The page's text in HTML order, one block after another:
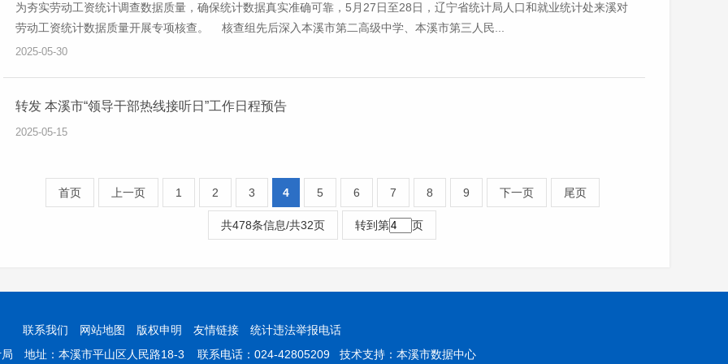
为夯实劳动工资统计调查数据质量，确保统计数据真实准确可靠，5月27日至28日，辽宁省统计局人口和就业统计处来溪对
劳动工资统计数据质量开展专项核查。 核查组先后深入本溪市第二高级中学、本溪市第三人民...
2025-05-30
转发 本溪市“领导干部热线接听日”工作日程预告
2025-05-15
首页 上一页 1 2 3 4 5 6 7 8 9 下一页 尾页
共478条信息/共32页 转到第 页
联系我们 网站地图 版权申明 友情链接
统计违法举报电话
局 地址：本溪市平山区人民路18-3 联系电话：024-42805209 技术支持：本溪市数据中心